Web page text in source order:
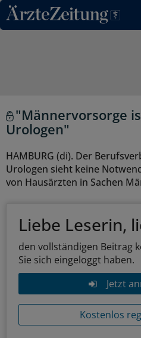
Direkt zum Inhaltsbereich
"Männervorsorge
Urologen"
HAMBURG (di). Der
Urologen sieht keine
von Hausärzten in Sachen
Liebe Leserin,
den vollständigen Beitrag
Sie sich eingeloggt haben.
Jetzt
Kostenlos